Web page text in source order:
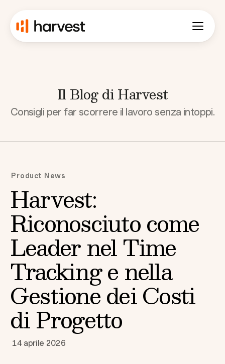
Il Blog di Harvest
Consigli per far scorrere il lavoro senza intoppi.
Product News
Harvest:
Riconosciuto come
Leader nel Time
Tracking e nella
Gestione dei Costi
di Progetto
14 aprile 2026